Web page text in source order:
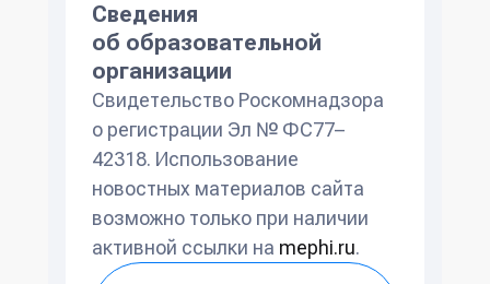
Сведения
об образовательной
организации
Свидетельство Роскомнадзора
о регистрации Эл № ФС77–
42318. Использование
новостных материалов сайта
возможно только при наличии
активной ссылки на mephi.ru.